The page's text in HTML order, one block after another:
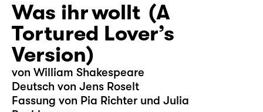
Was ihr wollt (A
Tortured Lover’s
Version)
von William Shakespeare
Deutsch von Jens Roselt
Fassung von Pia Richter und Julia